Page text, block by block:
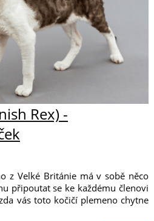
Rex) -
z Velké Británie má v sobě něco
připoutat se ke každému členovi
vás toto kočičí plemeno chytne